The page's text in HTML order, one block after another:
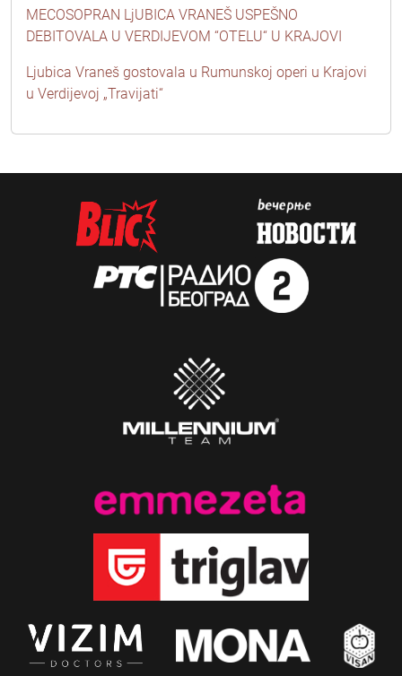
MECOSOPRAN LjUBICA VRANEŠ USPEŠNO
DEBITOVALA U VERDIJEVOM “OTELU“ U KRAJOVI
Ljubica Vraneš gostovala u Rumunskoj operi u Krajovi
u Verdijevoj „Travijati“